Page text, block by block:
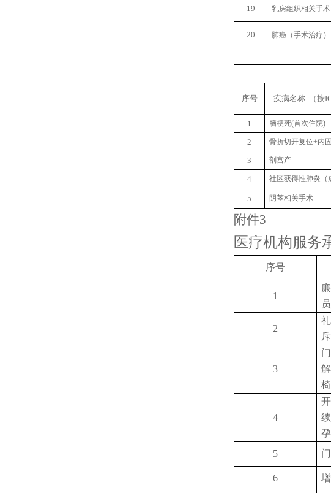
19 乳房组织相关手术
20 肺癌（手术治疗）
序号 疾病名称 （按
1
脑梗死(首次住院)
2 骨折切开复位+内
3 剖宫产
4 社区获得性肺炎（
5 阴茎相关手术
附件3
医疗机构服务
序号
1
2
3
4
5
6